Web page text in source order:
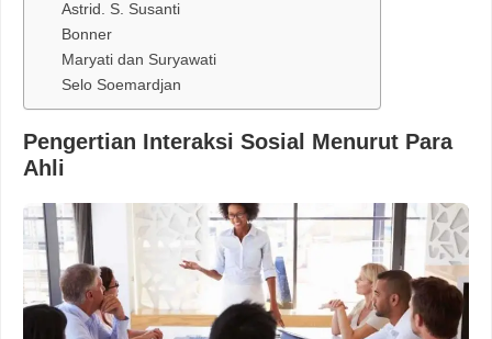
Astrid. S. Susanti
Bonner
Maryati dan Suryawati
Selo Soemardjan
Pengertian Interaksi Sosial Menurut Para
Ahli